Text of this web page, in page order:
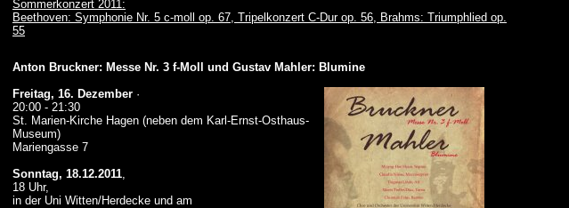
Sommerkonzert 2011:
Beethoven: Symphonie Nr. 5 c-moll op. 67, Tripelkonzert C-Dur op. 56, Brahms: Triumphlied op.
55
Anton Bruckner: Messe Nr. 3 f-Moll und Gustav Mahler: Blumine
Freitag, 16. Dezember ·
20:00 - 21:30
St. Marien-Kirche Hagen (neben dem Karl-Ernst-Osthaus-
Museum)
Mariengasse 7
Sonntag, 18.12.2011,
18 Uhr,
in der Uni Witten/Herdecke und am